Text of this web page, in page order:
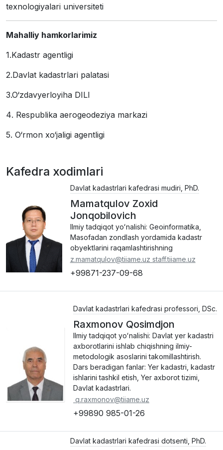
texnologiyalari universiteti
Mahalliy hamkorlarimiz
1.Kadastr agentligi
2.Davlat kadastrlari palatasi
3.O‘zdavyerloyiha DILI
4. Respublika aerogeodeziya markazi
5. O‘rmon xo‘jaligi agentligi
Kafedra xodimlari
Davlat kadastrlari kafedrasi mudiri, PhD.
Mamatqulov Zoxid
Jonqobilovich
Ilmiy tadqiqot yoʻnalishi: Geoinformatika,
Masofadan zondlash yordamida kadastr
obyektlarini raqamlashtirishning
z.mamatqulov@tiiame.uz staff.tiiame.uz
+99871-237-09-68
Davlat kadastrlari kafedrasi professori, DSc.
Raxmonov Qosimdjon
Ilmiy tadqiqot yoʻnalishi: Davlat yer kadastri
axborotlarini ishlab chiqishning ilmiy-
metodologik asoslarini takomillashtirish.
Dars beradigan fanlar: Yer kadastri, kadastr
ishlarini tashkil etish, Yer axborot tizimi,
Davlat kadastrlari.
q.raxmonov@tiiame.uz
+99890 985-01-26
Davlat kadastrlari kafedrasi dotsenti, PhD.